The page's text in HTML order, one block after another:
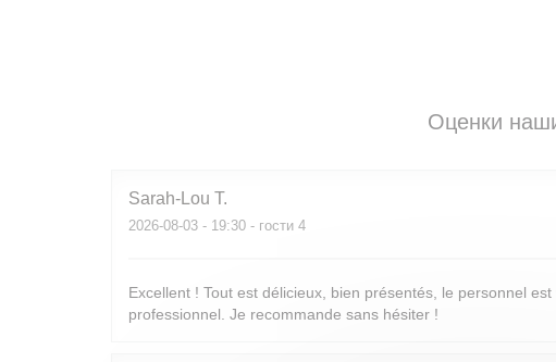
Оценки
Sarah-Lou T
2026-08-03 - 19:30 - гости 4
Excellent ! Tout est délicieux, bien présentés, le personnel
professionnel. Je recommande sans hésiter !